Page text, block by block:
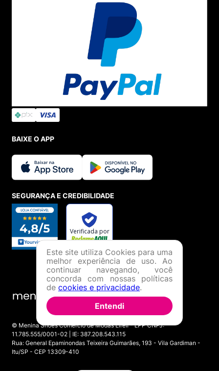
BAIXE O APP
SEGURANÇA E CREDIBILIDADE
© Menina Shoes Comércio de Modas Eireli - EPP CNPJ:
11.785.555/0001-02 | IE: 387.208.543.115
Rua: General Epaminondas Teixeira Guimarães, 193 - Vila Gardiman -
Itu/SP - CEP 13309-410
Este site utiliza Cookies para uma
melhor experiência de uso. Ao
continuar navegando, você
concorda com nossas políticas
de cookies e privacidade.
Entendi